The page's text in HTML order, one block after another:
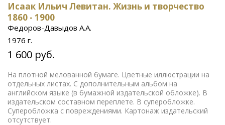
Исаак Ильич Левитан. Жизнь и творчество
1860 - 1900
Федоров-Давыдов А.А.
1976 г.
1 600 руб.
На плотной мелованной бумаге. Цветные иллюстрации на
отдельных листах. С дополнительным альбом на
английском языке (в бумажной издательской обложке). В
издательском составном переплете. В суперобложке.
Суперобложка с повреждениями. Картонаж издательский
отсутствует.